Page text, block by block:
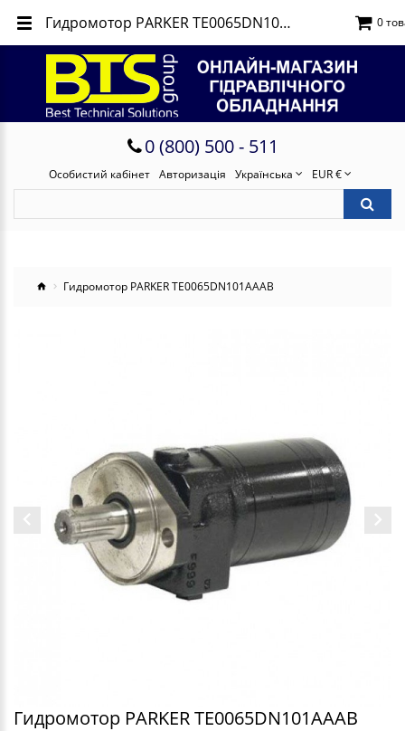
0 (800) 500 - 511
Особистий кабінет Авторизація Українська EUR €
0
Гидромотор PARKER TE0065DN101AAAB
Гидромотор PARKER TE0065DN101AAAB
Гидромотор PARKER TE0065DN101AAAB